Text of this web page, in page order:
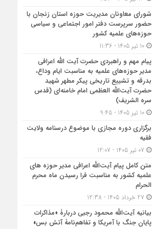
شورای معاونان مدیریت حوزه استان زنجان با
حضور سرپرست دفتر امور اجتماعی و سیاسی
حوزه‌های علمیه کشور
10 تیر 1405 - 11:36
پیام مهم و راهبردی حضرت آیت الله اعرافی
مدیر حوزه‌های علمیه به مناسبت ایام وداع،
بدرقه و تشییع تاریخی پیکر مطهر شهید
حضرت آیت‌الله العظمی امام خامنه‌ای (قدس
سره الشریف)
10 تیر 1405 - 9:45
برگزاری دوره مجازی با موضوع درسنامه ولایت
فقیه
متن کامل پیام آیت‌الله اعرافی مدیر حوزه های
علمیه کشور به مناسبت فرا رسیدن ماه محرم
الحرام
بیانیه آیت‌الله محمود رجبی دربارۀ «مذاکرات
پایان جنگ با آمریکا و تفاهم‌نامۀ آتش بس»